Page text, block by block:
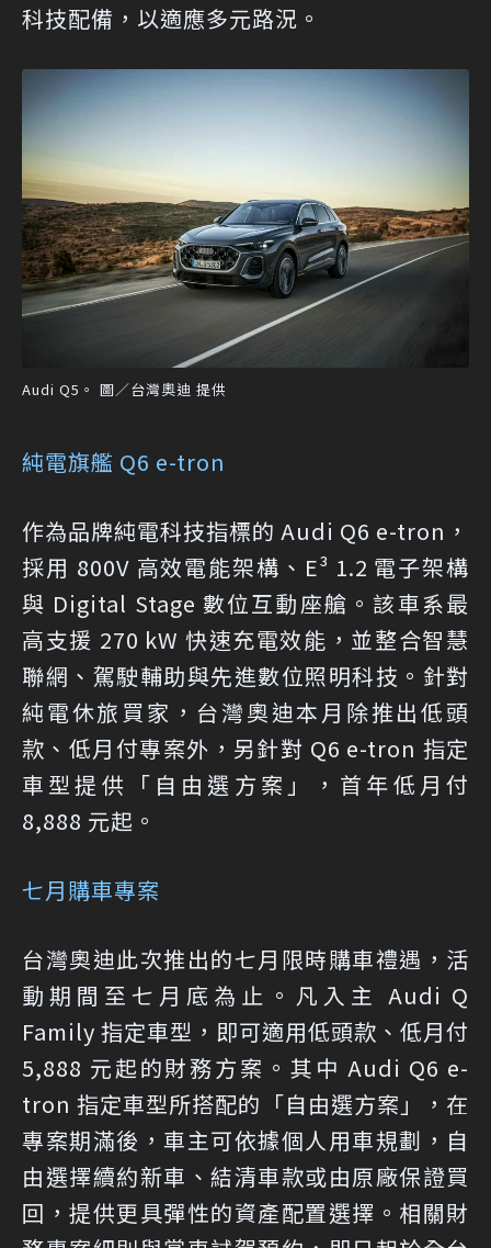
科技配備，以適應多元路況。
Audi Q5。 圖／台灣奧迪 提供
純電旗艦 Q6 e-tron
作為品牌純電科技指標的 Audi Q6 e-tron，
採用 800V 高效電能架構、E³ 1.2 電子架構
與 Digital Stage 數位互動座艙。該車系最
高支援 270 kW 快速充電效能，並整合智慧
聯網、駕駛輔助與先進數位照明科技。針對
純電休旅買家，台灣奧迪本月除推出低頭
款、低月付專案外，另針對 Q6 e-tron 指定
車型提供「自由選方案」，首年低月付
8,888 元起。
七月購車專案
台灣奧迪此次推出的七月限時購車禮遇，活
動期間至七月底為止。凡入主 Audi Q
Family 指定車型，即可適用低頭款、低月付
5,888 元起的財務方案。其中 Audi Q6 e-
tron 指定車型所搭配的「自由選方案」，在
專案期滿後，車主可依據個人用車規劃，自
由選擇續約新車、結清車款或由原廠保證買
回，提供更具彈性的資產配置選擇。相關財